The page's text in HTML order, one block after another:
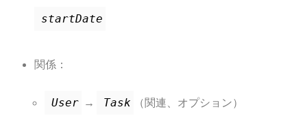
startDate
関係：
User → Task （関連、オプション）